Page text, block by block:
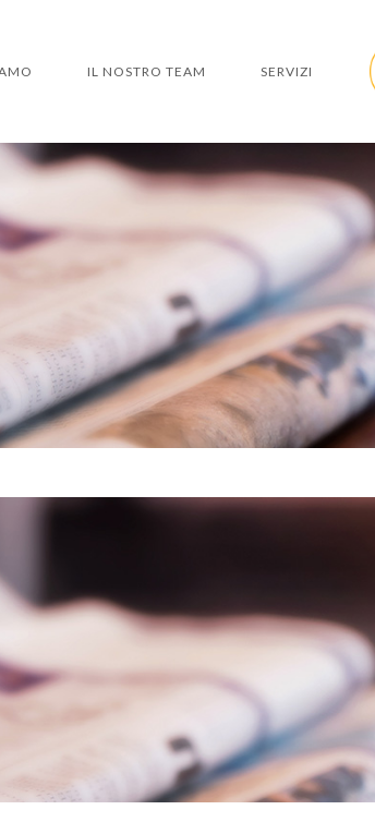
IL NOSTRO TEAM SERVIZI